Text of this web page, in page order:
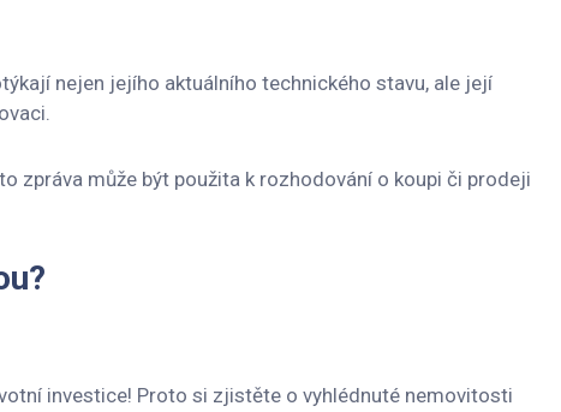
nejen jejího aktuálního technického stavu, ale její
zpráva může být použita k rozhodování o koupi či prodeji
investice! Proto si zjistěte o vyhlédnuté nemovitosti